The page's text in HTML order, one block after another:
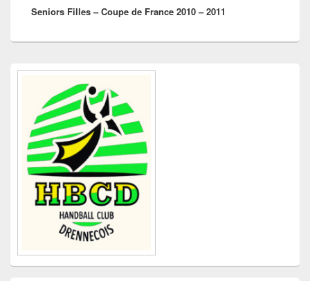
suivant :
Seniors Filles – Coupe de France 2010 – 2011
Zone
barre
latérale